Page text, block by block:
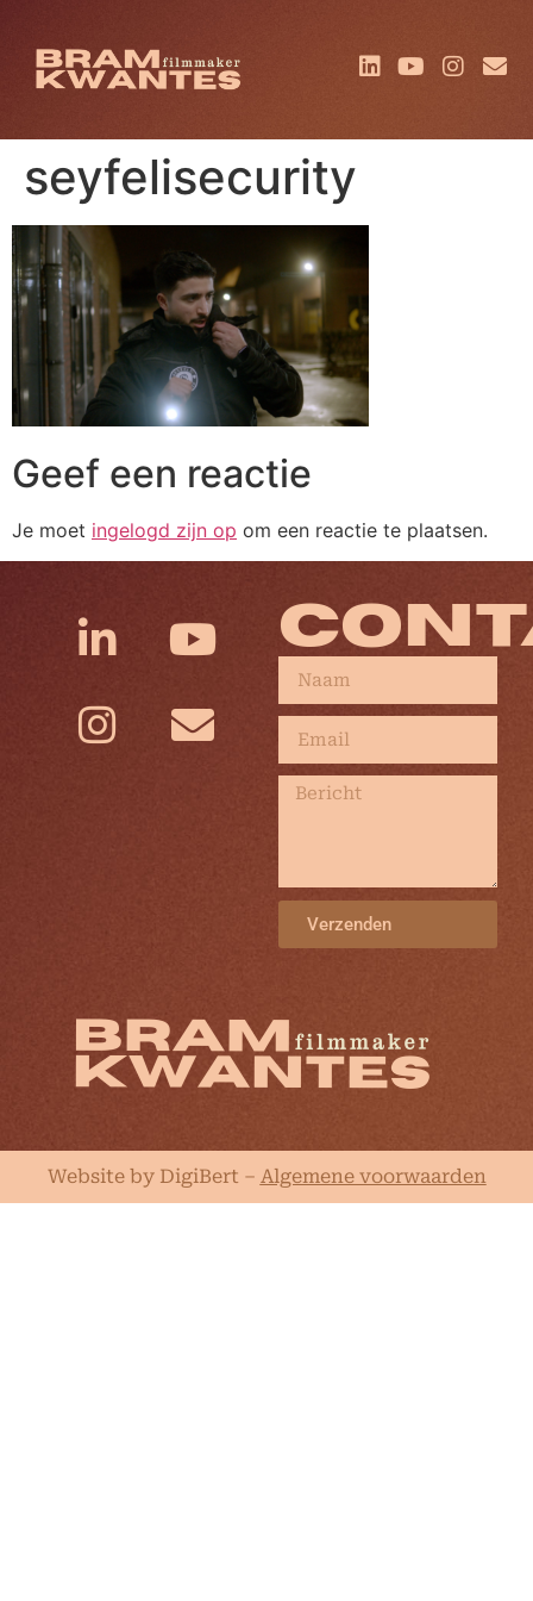
seyfelisecurity
Geef een reactie
Je moet ingelogd zijn op om een reactie te plaatsen.
Verzenden
Website by DigiBert – Algemene voorwaarden